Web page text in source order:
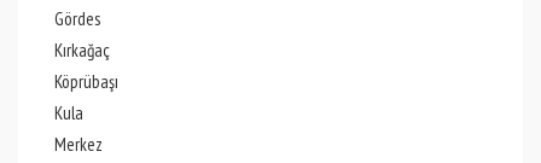
Gördes
Kırkağaç
Köprübaşı
Kula
Merkez